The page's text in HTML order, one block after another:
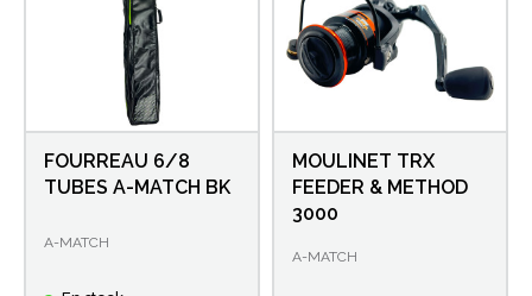
FOURREAU 6/8
TUBES A-MATCH BK
A-MATCH
MOULINET TRX
FEEDER & METHOD
3000
A-MATCH